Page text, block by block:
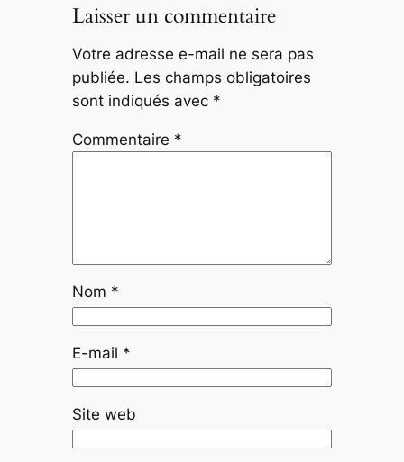
Laisser un commentaire
Votre adresse e-mail ne sera pas
publiée. Les champs obligatoires
sont indiqués avec *
Commentaire *
Nom *
E-mail *
Site web